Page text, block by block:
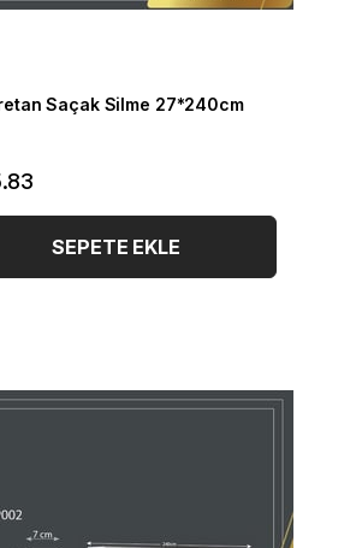
Saçak Silme 27*240cm
SEPETE EKLE